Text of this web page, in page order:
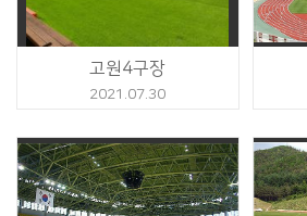
고원4구장
2021.07.30